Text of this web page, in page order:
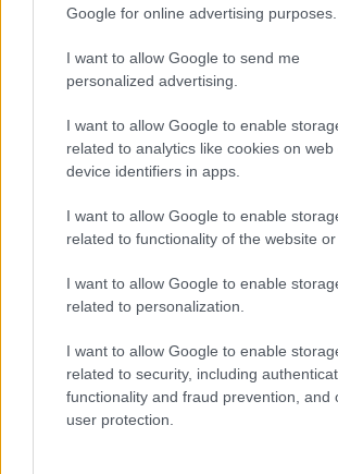
Google for online advertising purposes.
I want to allow Google to send me
personalized advertising.
I want to allow Google to enable
related to analytics like cookies on web
device identifiers in apps.
I want to allow Google to enable
related to functionality of the website or
I want to allow Google to enable
related to personalization.
I want to allow Google to enable
related to security, including
functionality and fraud prevention, and
user protection.
Τα καταστροφικά αυτά μέτρα για
επιχειρήσεις, ο Αμερικανός
χαρακτήρισε την Τετάρτη (02/
οικονομίας, ενώ παράλληλα
εισφορά ύψους 10%θα
5 Απριλίου. Ο Λευκός Οίκος
επίσηςσαρωτικούς
σε αγαθά από μια σειρά από
μεγαλύτερους εμπορικούς
στόχαστρο ένα παγκόσμιο
σύστημα, για το οποίο είπε ότι
τις ΗΠΑ για δεκαετίες.